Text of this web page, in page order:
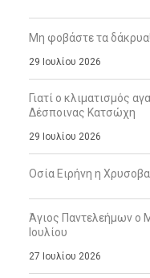
Μη φοβάστε τα
29 Ιουλίου 2026
Γιατί ο κλιματισμός
Δέσποινας Κατσώχη
29 Ιουλίου 2026
Οσία Ειρήνη η
Άγιος Παντελεήμων ο
Ιουλίου
27 Ιουλίου 2026